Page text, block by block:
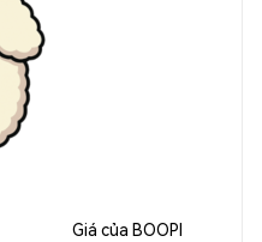
Giá của BOOPI